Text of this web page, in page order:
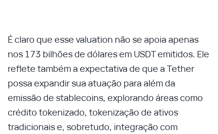
É claro que esse valuation não se apoia apenas
nos 173 bilhões de dólares em USDT emitidos. Ele
reflete também a expectativa de que a Tether
possa expandir sua atuação para além da
emissão de stablecoins, explorando áreas como
crédito tokenizado, tokenização de ativos
tradicionais e, sobretudo, integração com